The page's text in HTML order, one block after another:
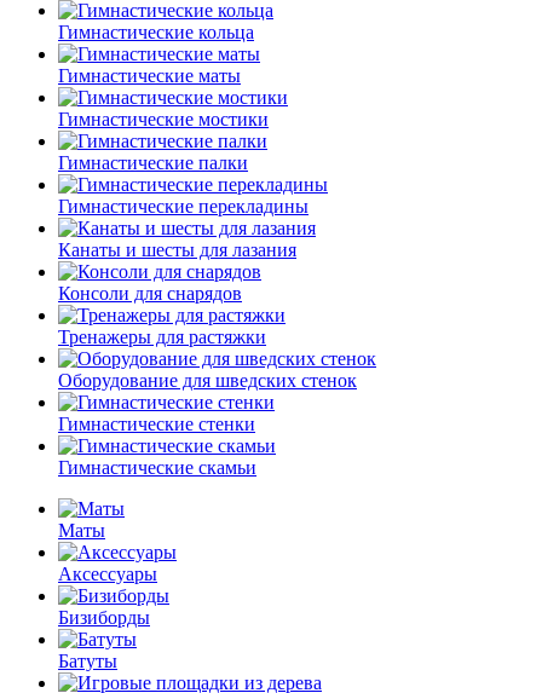
Гимнастические кольца
Гимнастические маты
Гимнастические мостики
Гимнастические палки
Гимнастические перекладины
Канаты и шесты для лазания
Консоли для снарядов
Тренажеры для растяжки
Оборудование для шведских стенок
Гимнастические стенки
Гимнастические скамьи
Маты
Аксессуары
Бизиборды
Батуты